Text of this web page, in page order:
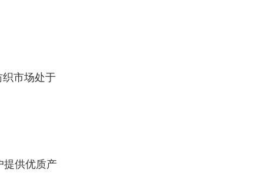
织市场处于
提供优质产